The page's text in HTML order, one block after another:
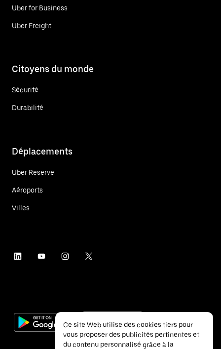
Uber for Business
Uber Freight
Citoyens du monde
Sécurité
Durabilité
Déplacements
Uber Reserve
Aéroports
Villes
Ce site Web utilise des cookies tiers pour
vous proposer des publicités pertinentes et
du contenu personnalisé grâce à la